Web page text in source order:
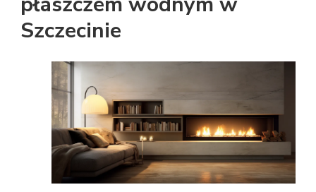
Szczecinie